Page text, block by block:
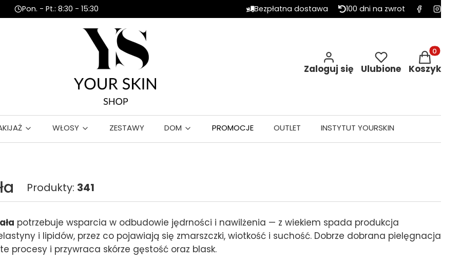
Pon. - Pt.: 8:30 - 15:30 Bezpłatna dostawa 100 dni na zwrot
Zaloguj się Ulubione
Produkty
Koszyk
WŁOSY ZESTAWY DOM PROMOCJE OUTLET INSTYTUT YOURSKIN
Produkty: 341
potrzebuje wsparcia w odbudowie jędrności i nawilżenia — z wiekiem spada produkcja
i lipidów, przez co pojawiają się zmarszczki, wiotkość i suchość. Dobrze dobrana pielęgnacja
procesy i przywraca skórze gęstość oraz blask.